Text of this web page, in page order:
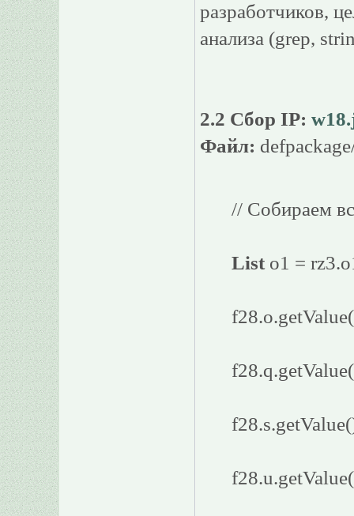
разработчиков,
анализа (grep,
2.2 Сбор IP:
Файл:
// Собираем
Listo1 =